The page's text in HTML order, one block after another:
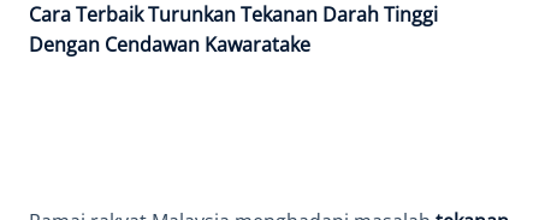
Cara Terbaik Turunkan Tekanan Darah Tinggi
Dengan Cendawan Kawaratake